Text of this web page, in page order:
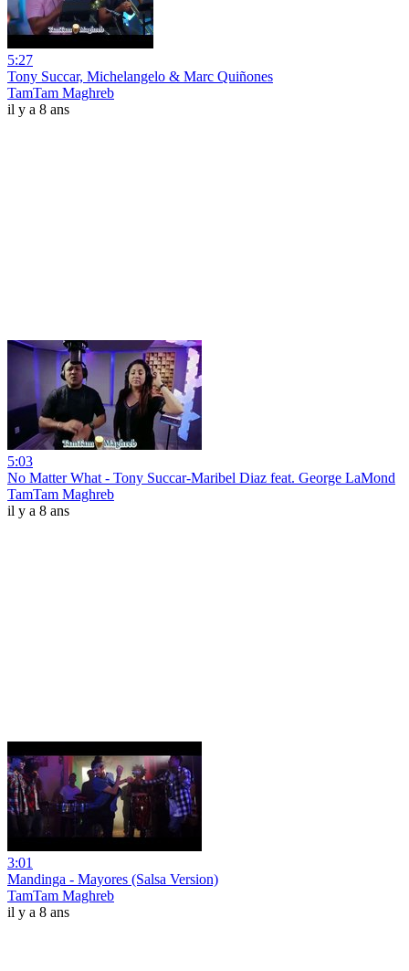
5:27
Tony Succar, Michelangelo & Marc Quiñones
TamTam Maghreb
il y a 8 ans
5:03
No Matter What - Tony Succar-Maribel Diaz feat. George LaMond
TamTam Maghreb
il y a 8 ans
3:01
Mandinga - Mayores (Salsa Version)
TamTam Maghreb
il y a 8 ans